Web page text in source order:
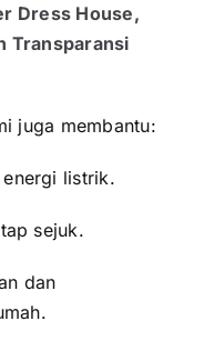
Dress House,
Transparansi
juga membantu:
listrik.
sejuk.
dan